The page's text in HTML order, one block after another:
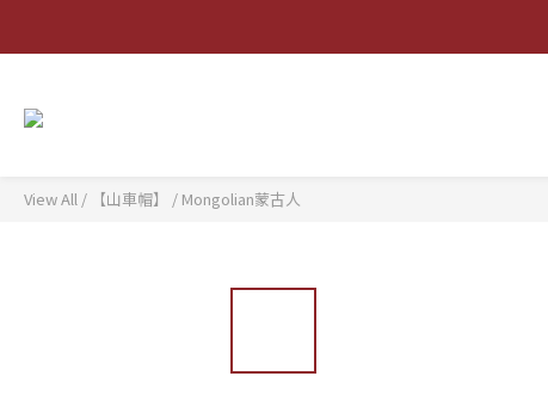
View All / 【山車帽】 / Mongolian蒙古人